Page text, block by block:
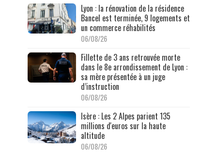
Lyon : la rénovation de la résidence
Bancel est terminée, 9 logements et
un commerce réhabilités
06/08/26
Fillette de 3 ans retrouvée morte
dans le 8e arrondissement de Lyon :
sa mère présentée à un juge
d’instruction
06/08/26
Isère : Les 2 Alpes parient 135
millions d'euros sur la haute
altitude
06/08/26